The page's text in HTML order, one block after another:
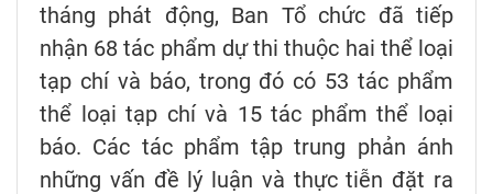
tháng phát động, Ban Tổ chức đã tiếp
nhận 68 tác phẩm dự thi thuộc hai thể loại
tạp chí và báo, trong đó có 53 tác phẩm
thể loại tạp chí và 15 tác phẩm thể loại
báo. Các tác phẩm tập trung phản ánh
những vấn đề lý luận và thực tiễn đặt ra